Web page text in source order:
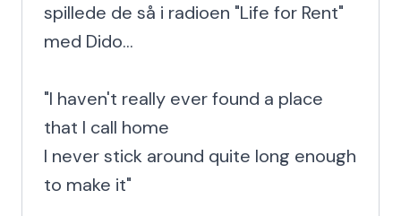
spillede de så i radioen "Life for Rent"
med Dido...
"I haven't really ever found a place
that I call home
I never stick around quite long enough
to make it"